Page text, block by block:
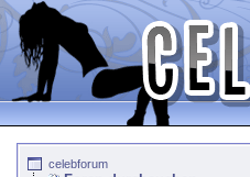
celebforum